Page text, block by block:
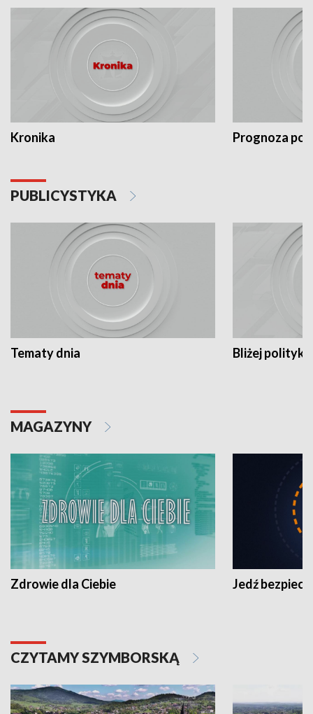
Kronika Prognoza
PUBLICYSTYKA
Tematy dnia Bliżej polityki
MAGAZYNY
Zdrowie dla Ciebie Jedź
CZYTAMY SZYMBORSKĄ